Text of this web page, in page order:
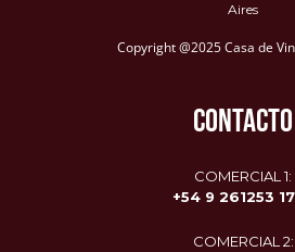
Aires
Copyright @2025 Casa de
CONTACTO
COMERCIAL 1:
+54 9 261253
COMERCIAL 2: